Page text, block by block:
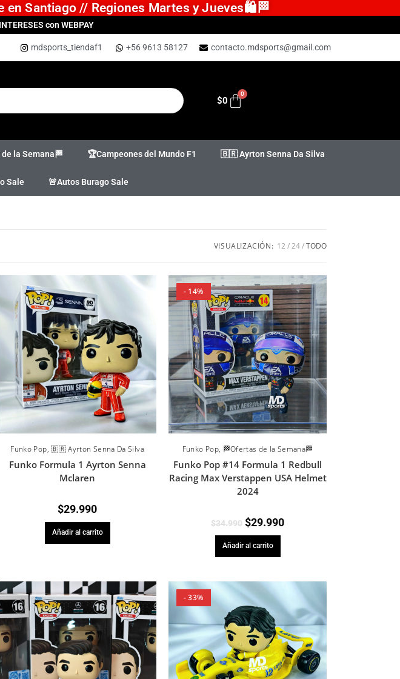
Santiago // Regiones Martes y Jueves🛍️🏁
con WEBPAY
mdsports_tiendaf1 +56 9613 58127 contacto.mdsports@gmail.com
$0
de la Semana🏁 🏆Campeones del Mundo F1 🇧🇷 Ayrton Senna Da Silva
Sale 🚨Autos Burago Sale
VISUALIZACIÓN: 12 24 TODO
Funko Pop,🇧🇷 Ayrton Senna Da Silva
Funko Formula 1 Ayrton Senna
Mclaren
$29.990
Añadir al carrito
- 14%
Funko Pop, 🏁Ofertas de la Semana🏁
Funko Pop #14 Formula 1 Redbull
Racing Max Verstappen USA Helmet
2024
$34.990 $29.990
Añadir al carrito
- 33%